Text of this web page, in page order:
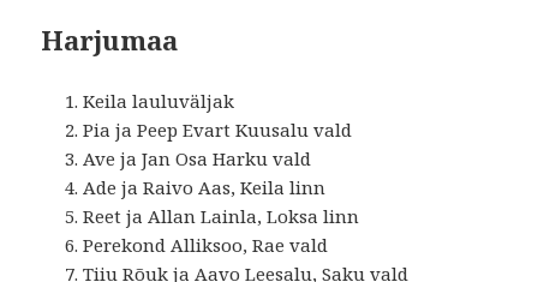
Harjumaa
Keila lauluväljak
Pia ja Peep Evart Kuusalu vald
Ave ja Jan Osa Harku vald
Ade ja Raivo Aas, Keila linn
Reet ja Allan Lainla, Loksa linn
Perekond Alliksoo, Rae vald
Tiiu Rõuk ja Aavo Leesalu, Saku vald